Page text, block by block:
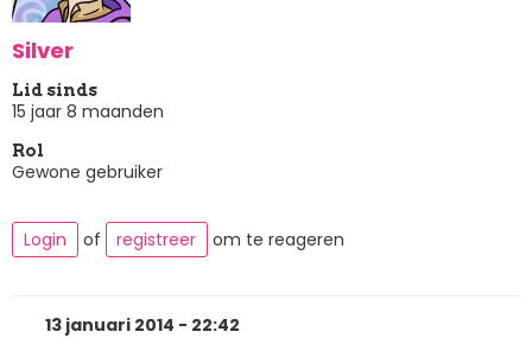
Silver
Lid sinds
15 jaar 8 maanden
Rol
Gewone gebruiker
Login of registreer om te reageren
13 januari 2014 - 22:42